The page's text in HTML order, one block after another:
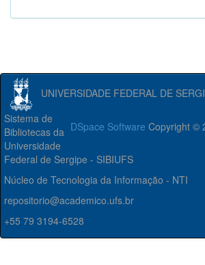
UNIVERSIDADE FEDERAL DE
DSpace Software Copyright ©
Sistema de
Bibliotecas da
Universidade
Federal de Sergipe - SIBIUFS
Núcleo de Tecnologia da Informação - NTI
repositorio@academico.ufs.br
+55 79 3194-6528